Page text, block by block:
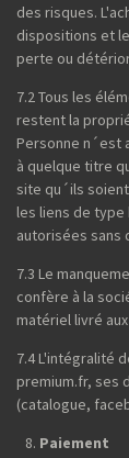
des risques.
dispositions et
perte ou
7.2 Tous les
restent la
Personne n´est
à quelque titre
site qu´ils
les liens de
autorisées sans
7.3 Le
confère à la
matériel livré
7.4 L'intégralité
premium.fr, ses
(catalogue,
Paiement